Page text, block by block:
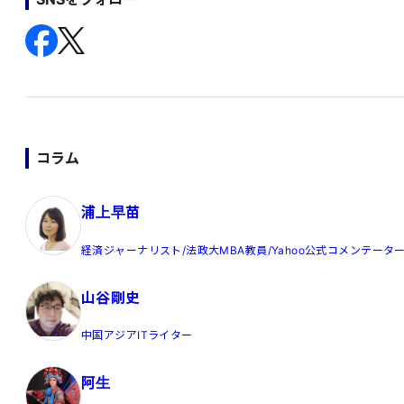
コラム
浦上早苗
経済ジャーナリスト/法政大MBA教員/Yahoo公式コメンテータ
山谷剛史
中国アジアITライター
阿生